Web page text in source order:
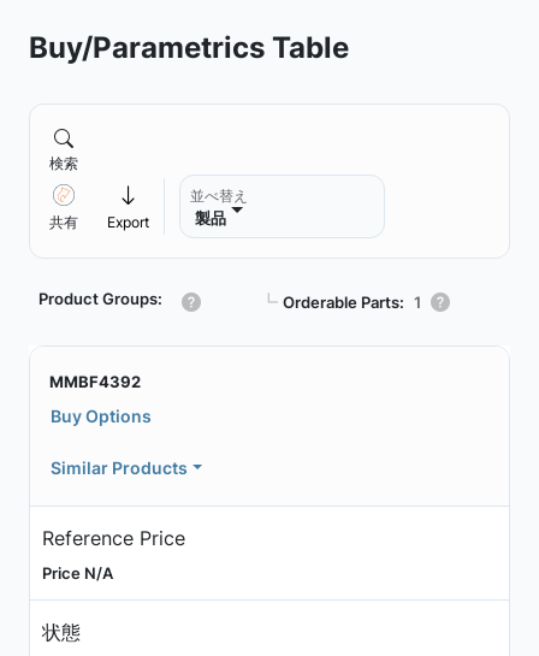
Buy/Parametrics Table
検索
共有 Export
並べ替え
製品
Product Groups: ┗ Orderable Parts: 1
MMBF4392
Buy Options
Similar Products
Reference Price
Price N/A
状態